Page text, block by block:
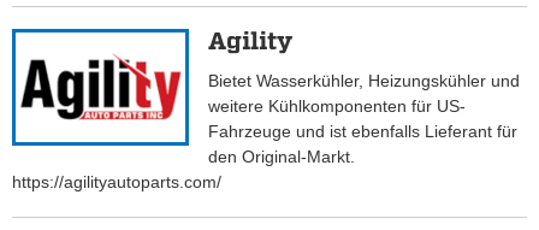
Agility
Bietet Wasserkühler, Heizungskühler und
weitere Kühlkomponenten für US-
Fahrzeuge und ist ebenfalls Lieferant für
den Original-Markt.
https://agilityautoparts.com/